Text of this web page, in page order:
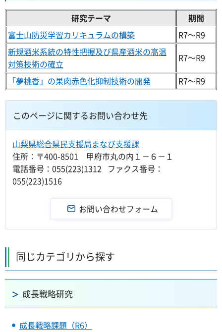
研究テーマ
期間
富士山防災学習カリキュラムの構築
R7～R9
新規酒米系統の特性把握及び県産酒米の高温
対策技術の確立
R7～R9
「夢桃香」の果肉赤色化抑制技術の開発
R7～R9
このページに関するお問い合わせ先
山梨県総合県民支援局まなび支援課
住所：〒400-8501 甲府市丸の内１－６－１
電話番号：055(223)1312 ファクス番号：
055(223)1516
同じカテゴリから探す
成長戦略研究
成長戦略課題（R6）